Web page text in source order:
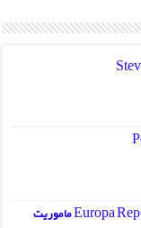
دانلود دوبله فارسی فیلم Europa Report 2013 ماموریت